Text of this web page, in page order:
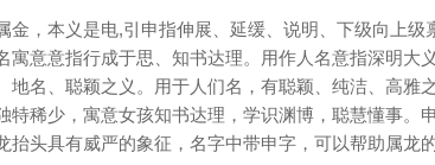
，本义是电,引申指伸展、延缓、说明、下级向上级
寓意意指行成于思、知书达理。用作人名意指深明大
地名、聪颖之义。用于人们名，有聪颖、纯洁、高雅
特稀少，寓意女孩知书达理，学识渊博，聪慧懂事。
抬头具有威严的象征，名字中带申字，可以帮助属龙